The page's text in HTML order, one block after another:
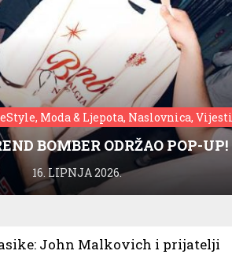
Moda & Ljepota, Naslovnica, Vijesti
BOMBER ODRŽAO POP-UP!
16. LIPNJA 2026.
John Malkovich i prijatelji